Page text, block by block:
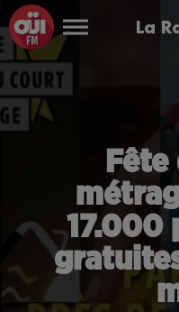
La
17.000